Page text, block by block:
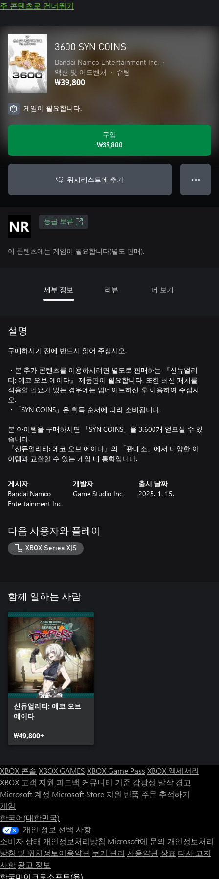
주 콘텐츠로 건너뛰기
3600 SYN COINS
Bandai Namco Entertainment Inc.
•
액션 및 어드벤처
• 슈팅
₩39,800
게임이 필요합니다.
구입
₩39,800
위시리스트에 추가 ● ● ●
등급 보류
이 콘텐츠에는 게임이 필요합니다(별도 판매).
세부 정보 리뷰 더 보기
설명
구매하시기 전에 반드시 읽어 주십시오.
・본 추가 콘텐츠를 이용하시려면 별도로 판매하는 『신듀얼리
티: 에코 오브 에이다』 제품판이 필요합니다. 또한 최신 패치를
적용할 필요가 있는 경우에는 업데이트하신 후 이용하여 주십시
오.
・「SYN COINS」은 취득 순서에 따라 소비됩니다.
본 아이템을 구매하시면 「SYN COINS」을 3,600개 얻으실 수 있
습니다.
『신듀얼리티: 에코 오브 에이다』의 「판매소」에서 다양한 아
이템과 교환할 수 있는 게임 내 통화입니다.
게시자
Bandai Namco
Entertainment Inc.
개발자
Game Studio Inc.
출시 날짜
2025. 1. 15.
다음 사용자와 플레이
XBOX Series X|S
함께 일하는 사람
신듀얼리티: 에코 오브
에이다
₩49,800+
XBOX 콘솔 XBOX GAMES XBOX Game Pass XBOX 액세서리
XBOX 고객 지원 피드백 커뮤니티 기준 감광성 발작 경고
Microsoft 계정 Microsoft Store 지원 반품 주문 추적하기
게임
한국어(대한민국)
개인 정보 선택 사항
소비자 상태 개인정보처리방침 Microsoft에 문의 개인정보처리
방침 및 위치정보이용약관 쿠키 관리 사용약관 상표 타사 고지
사항 광고 정보
한국마이크로소프트(유)